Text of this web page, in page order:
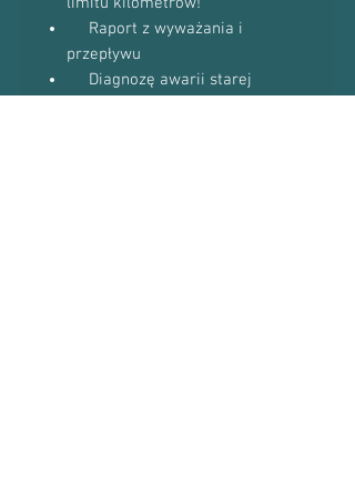
Raport z wyważania i
przepływu
Diagnozę awarii starej